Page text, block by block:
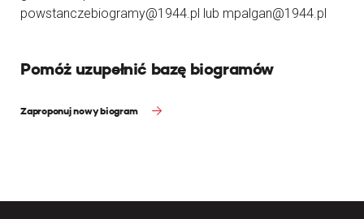
powstanczebiogramy@1944.pl lub mpalgan@1944.pl
Pomóż uzupełnić bazę biogramów
Zaproponuj nowy biogram